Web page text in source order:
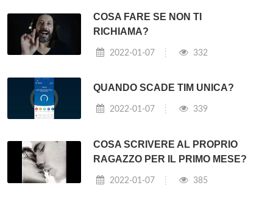
COSA FARE SE NON TI
RICHIAMA?
2022-01-07 332
QUANDO SCADE TIM UNICA?
2022-01-07 339
COSA SCRIVERE AL PROPRIO
RAGAZZO PER IL PRIMO MESE?
2022-01-07 385